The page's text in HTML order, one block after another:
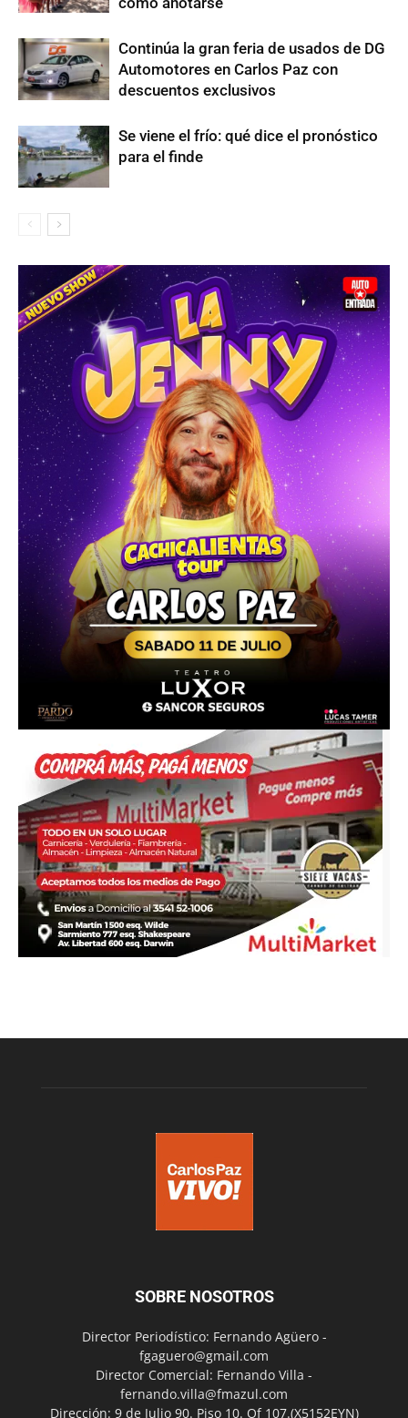
Continúa la gran feria de usados de DG
Automotores en Carlos Paz con
descuentos exclusivos
Se viene el frío: qué dice el pronóstico
para el finde
SOBRE NOSOTROS
Director Periodístico: Fernando Agüero -
fgaguero@gmail.com
Director Comercial: Fernando Villa -
fernando.villa@fmazul.com
Dirección: 9 de Julio 90. Piso 10. Of 107.(X5152EYN)